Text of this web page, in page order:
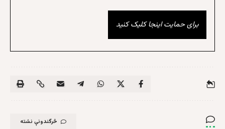
برای حمایت اینجا کلیک کنید
څرگندونې نشته